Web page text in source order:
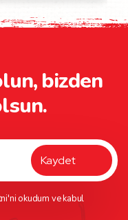
bizden
'ni okudum ve kabul